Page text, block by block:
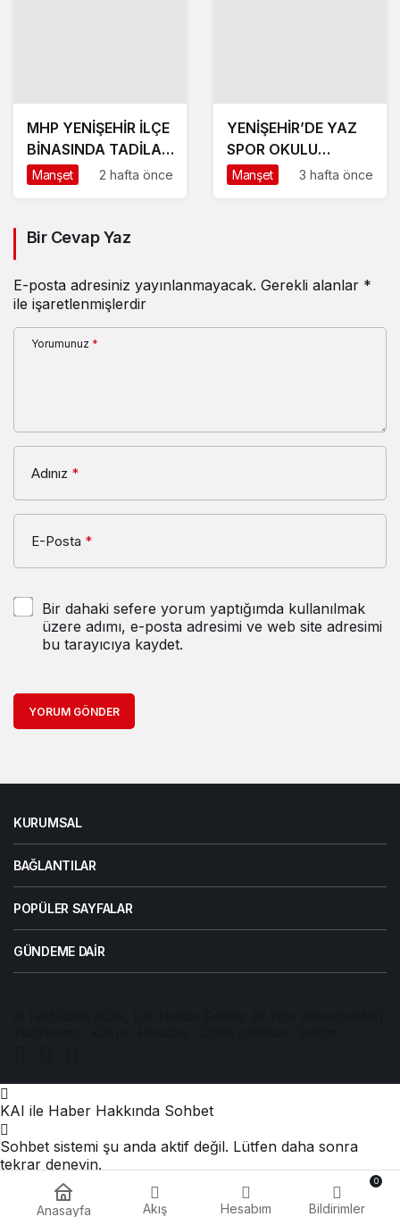
MHP YENİŞEHİR İLÇE
BİNASINDA TADİLAT
BAŞLADI
Manşet 2 hafta önce
YENİŞEHİR’DE YAZ
SPOR OKULU
HEYECANI BAŞLADI
Manşet 3 hafta önce
Bir Cevap Yaz
E-posta adresiniz yayınlanmayacak. Gerekli alanlar *
ile işaretlenmişlerdir
Yorumunuz *
Adınız *
E-Posta *
Bir dahaki sefere yorum yaptığımda kullanılmak
üzere adımı, e-posta adresimi ve web site adresimi
bu tarayıcıya kaydet.
YORUM GÖNDER
KURUMSAL
BAĞLANTILAR
POPÜLER SAYFALAR
GÜNDEME DAIR
Anasayfa Akış Hesabım Bildirimler
0
KAI ile Haber Hakkında Sohbet
Sohbet sistemi şu anda aktif değil. Lütfen daha sonra
tekrar deneyin.